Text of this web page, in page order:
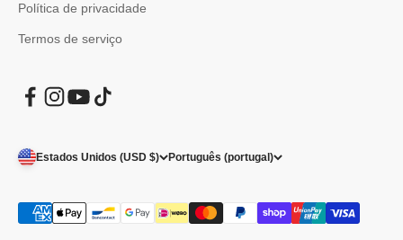
Política de privacidade
Termos de serviço
Estados Unidos (USD $) Português (portugal)